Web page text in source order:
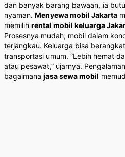
dan banyak barang bawaan, ia
nyaman. Menyewa mobil Jakarta
memilih rental mobil keluarga
Prosesnya mudah, mobil dalam
terjangkau. Keluarga bisa
transportasi umum. “Lebih hemat
atau pesawat,” ujarnya.
bagaimana jasa sewa mobil